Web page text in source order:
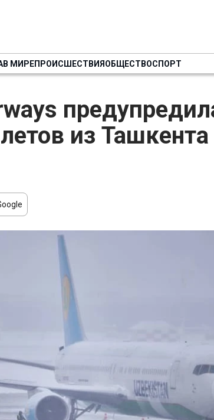
В МИРЕПРОИСШЕСТВИЯОБЩЕСТВОСПОРТ
из Ташкента